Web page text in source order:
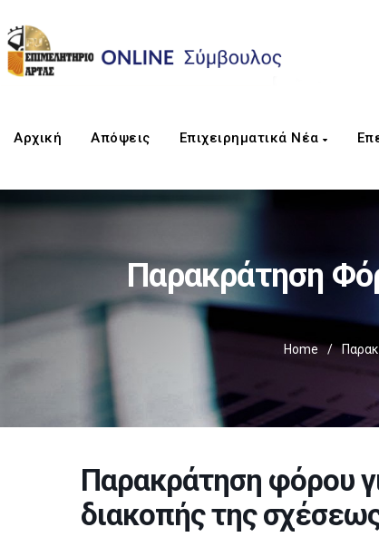
Αρχική Απόψεις Επιχειρηματικά Νέα
Παρακράτηση
Home /
Παρακράτηση φόρου
διακοπής της